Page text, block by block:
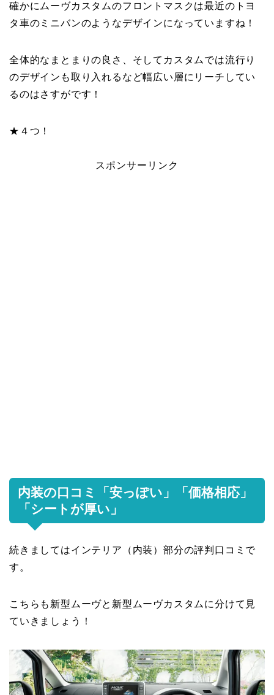
確かにムーヴカスタムのフロントマスクは最近のトヨ
タ車のミニバンのようなデザインになっていますね！
全体的なまとまりの良さ、そしてカスタムでは流行り
のデザインも取り入れるなど幅広い層にリーチしてい
るのはさすがです！
★４つ！
スポンサーリンク
内装の口コミ「安っぽい」「価格相応」
「シートが厚い」
続きましてはインテリア（内装）部分の評判口コミで
す。
こちらも新型ムーヴと新型ムーヴカスタムに分けて見
ていきましょう！